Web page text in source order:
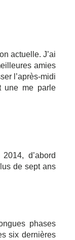
actuelle. J’ai
amies
l’après-midi
une me parle
d’abord
de sept ans
phases
six dernières